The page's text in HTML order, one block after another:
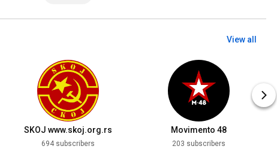
View all
SKOJ www.skoj.org.rs
694 subscribers
Movimento 48
203 subscribers